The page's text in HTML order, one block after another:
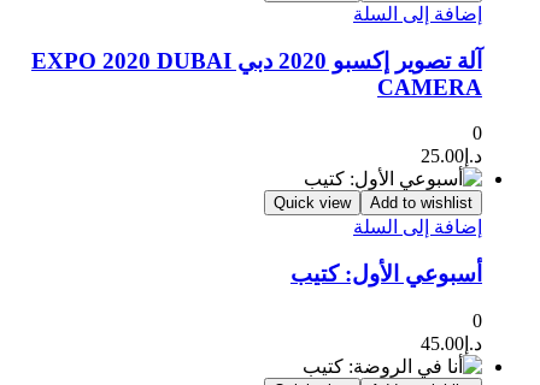
إضافة إلى السلة
آلة تصوير إكسبو 2020 دبي EXPO 2020 DUBAI
CAMERA
0
د.إ 25.00
Add to wishlist
Quick view
إضافة إلى السلة
أسبوعي الأول: كتيب
0
د.إ 45.00